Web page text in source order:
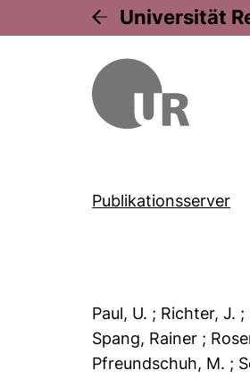
Universität
Publikationsserver
Paul, U. ; Richter, J. ;
Spang, Rainer ;
Pfreundschuh, M. ;